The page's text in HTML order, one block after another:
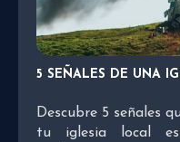
5 SEÑALES DE UNA
Descubre 5 señales
tu iglesia local